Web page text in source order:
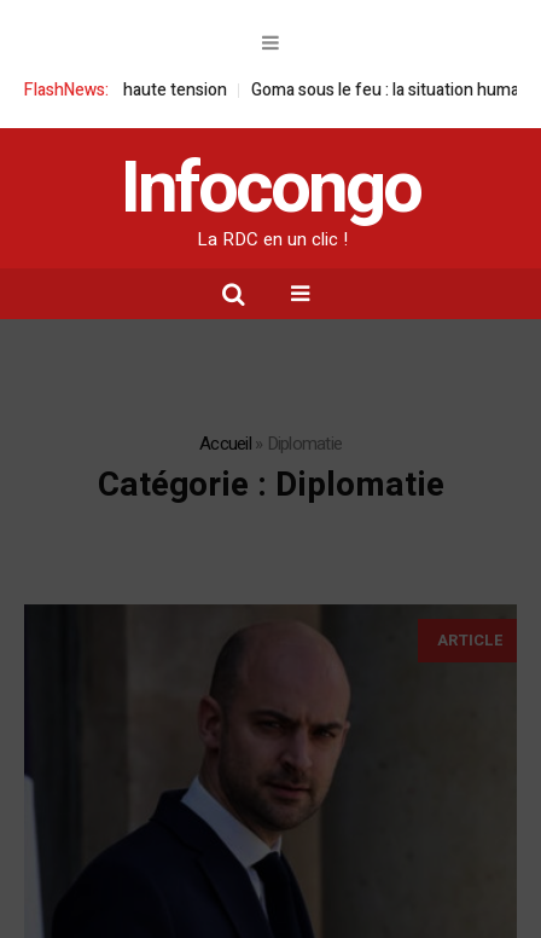
FlashNews:
Goma sous le feu : la situation humanitaire se dégrade
Infocongo
La RDC en un clic !
Accueil» Diplomatie
Catégorie : Diplomatie
ARTICLE